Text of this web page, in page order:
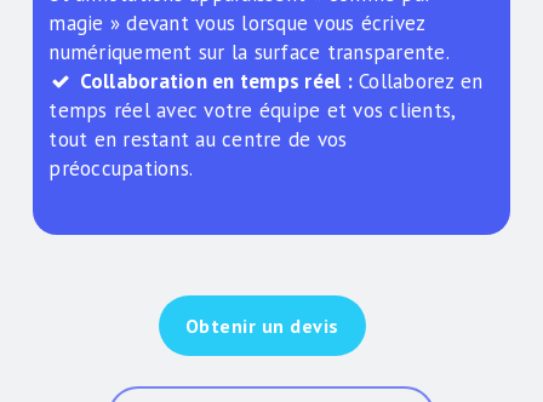
magie » devant vous lorsque vous écrivez
numériquement sur la surface transparente.
Collaboration en temps réel :Collaborez en
temps réel avec votre équipe et vos clients,
tout en restant au centre de vos
préoccupations.
Obtenir un devis